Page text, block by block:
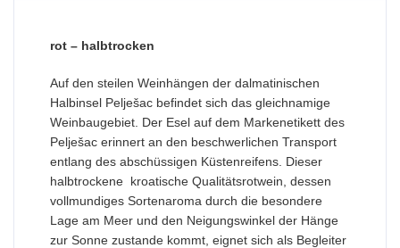
rot – halbtrocken
Auf den steilen Weinhängen der dalmatinischen
Halbinsel Pelješac befindet sich das gleichnamige
Weinbaugebiet. Der Esel auf dem Markenetikett des
Pelješac erinnert an den beschwerlichen Transport
entlang des abschüssigen Küstenreifens. Dieser
halbtrockene kroatische Qualitätsrotwein, dessen
vollmundiges Sortenaroma durch die besondere
Lage am Meer und den Neigungswinkel der Hänge
zur Sonne zustande kommt, eignet sich als Begleiter